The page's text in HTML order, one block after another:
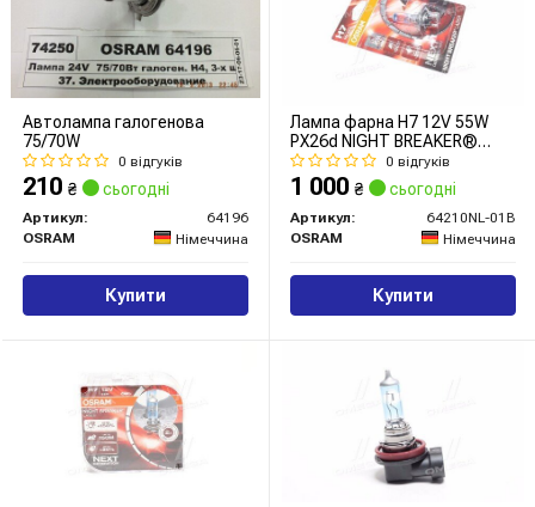
Автолампа галогенова
75/70W
0 відгуків
210 ₴ сьогодні
Артикул:
64196
OSRAM
Німеччина
Купити
Лампа фарна H7 12V 55W
PX26d NIGHT BREAKER®
LASER next generation (1 шт)
blister (вир-во OSRAM)
0 відгуків
1 000 ₴ сьогодні
Артикул:
64210NL-01B
OSRAM
Німеччина
Купити